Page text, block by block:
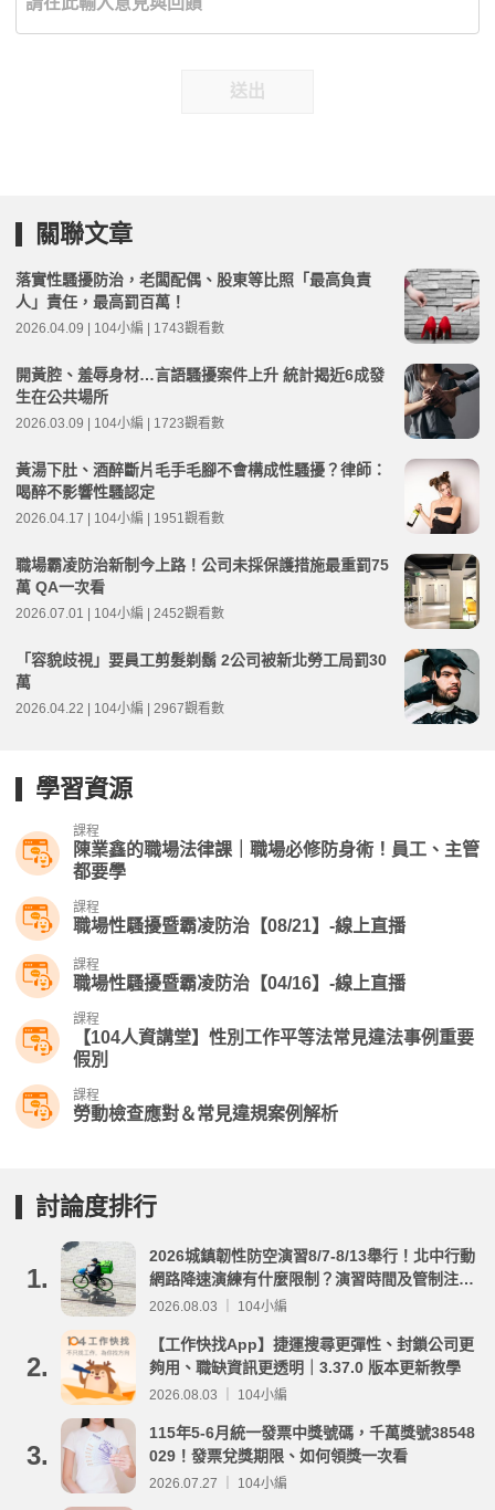
送出
關聯文章
落實性騷擾防治，老闆配偶、股東等比照「最高負責
人」責任，最高罰百萬！
2026.04.09 | 104小編 | 1743觀看數
開黃腔、羞辱身材…言語騷擾案件上升 統計揭近6成發
生在公共場所
2026.03.09 | 104小編 | 1723觀看數
黃湯下肚、酒醉斷片毛手毛腳不會構成性騷擾？律師：
喝醉不影響性騷認定
2026.04.17 | 104小編 | 1951觀看數
職場霸凌防治新制今上路！公司未採保護措施最重罰75
萬 QA一次看
2026.07.01 | 104小編 | 2452觀看數
「容貌歧視」要員工剪髮剃鬍 2公司被新北勞工局罰30
萬
2026.04.22 | 104小編 | 2967觀看數
學習資源
課程
陳業鑫的職場法律課｜職場必修防身術！員工、主管
都要學
課程
職場性騷擾暨霸凌防治【08/21】-線上直播
課程
職場性騷擾暨霸凌防治【04/16】-線上直播​
課程
【104人資講堂】性別工作平等法常見違法事例重要
假別
課程
勞動檢查應對＆常見違規案例解析
討論度排行
1.
2026城鎮韌性防空演習8/7-8/13舉行！北中行動
網路降速演練有什麼限制？演習時間及管制注意
事項整理
2026.08.03 ｜ 104小編
2.
【工作快找App】捷運搜尋更彈性、封鎖公司更
夠用、職缺資訊更透明｜3.37.0 版本更新教學
2026.08.03 ｜ 104小編
3.
115年5-6月統一發票中獎號碼，千萬獎號38548
029！發票兌獎期限、如何領獎一次看
2026.07.27 ｜ 104小編